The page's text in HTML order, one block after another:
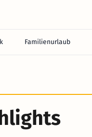
Familienurlaub
im Hotel.